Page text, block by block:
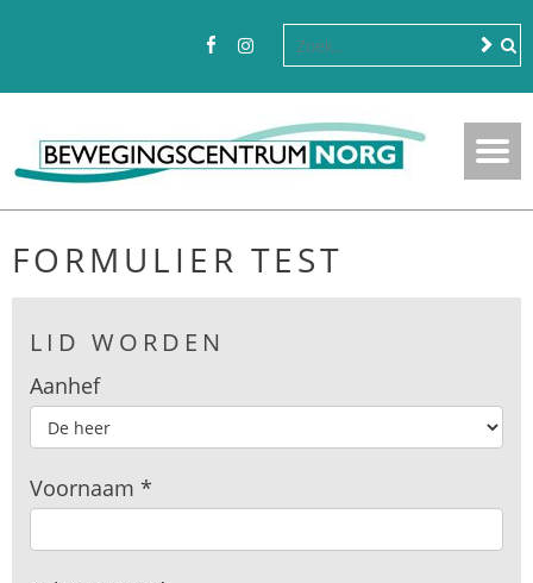
FORMULIER TEST
Lid
LID WORDEN
Aanhef
Voornaam *